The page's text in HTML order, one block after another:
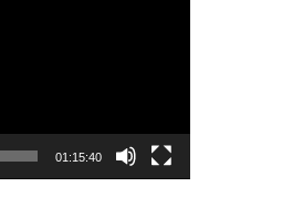
01:15:40